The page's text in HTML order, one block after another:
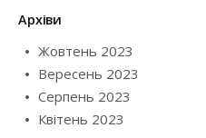
Архіви
Жовтень 2023
Вересень 2023
Серпень 2023
Квітень 2023